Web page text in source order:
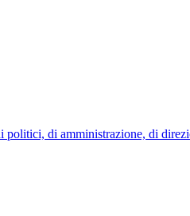
politici, di amministrazione, di